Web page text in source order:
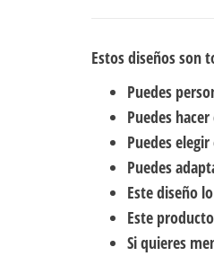
Estos diseños son
Puedes
Puedes
Puedes
Puedes
Este diseño
Este
Si quieres